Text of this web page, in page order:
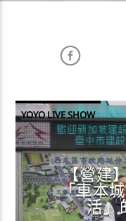
YOYO LIVE SHOW
【營建
「車本
活」